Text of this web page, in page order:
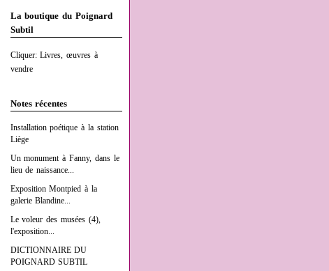
La boutique du Poignard
Subtil
Cliquer: Livres, œuvres à
vendre
Notes récentes
Installation poétique à la station
Liège
Un monument à Fanny, dans le
lieu de naissance...
Exposition Montpied à la
galerie Blandine...
Le voleur des musées (4),
l'exposition...
DICTIONNAIRE DU
POIGNARD SUBTIL